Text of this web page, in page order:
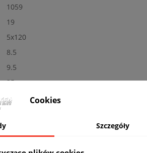
1059
19
5x120
8.5
9.5
35
72,6
Cookies
Szczegóły